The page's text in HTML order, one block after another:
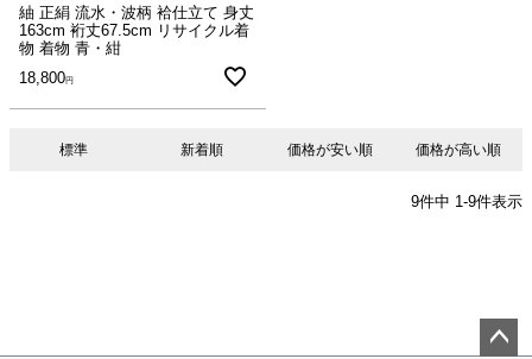
紬 正絹 流水・波柄 袷仕立て 身丈
163cm 裄丈67.5cm リサイクル着
物 着物 青・紺
18,800
標準 新着順 価格が安い順 価格が高い順
9件中 1 -9件表示